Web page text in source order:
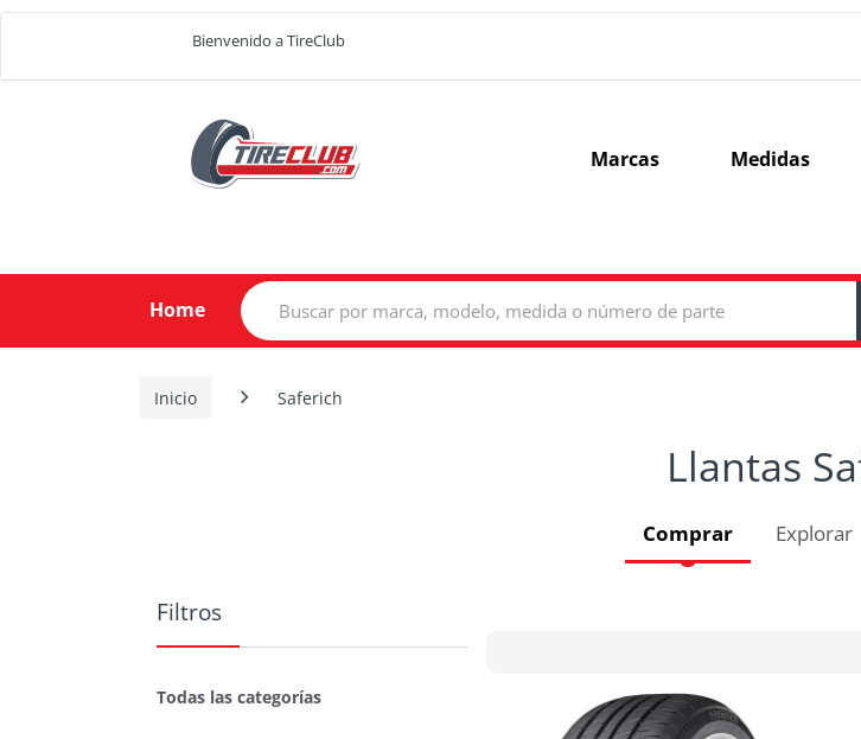
Bienvenido a TireClub
Marcas Medidas
Home
Search
for:
Inicio Saferich
Llantas
Comprar Explorar
Filtros
Todas las categorías